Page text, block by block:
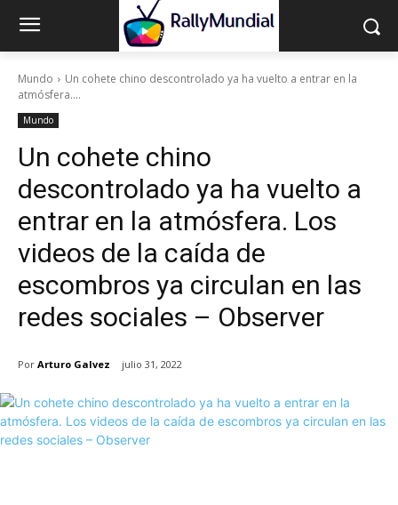
Mundo
Un cohete chino descontrolado ya ha vuelto a entrar en la
atmósfera....
Mundo
Un cohete chino
descontrolado ya ha vuelto a
entrar en la atmósfera. Los
videos de la caída de
escombros ya circulan en las
redes sociales – Observer
Por Arturo Galvez julio 31, 2022